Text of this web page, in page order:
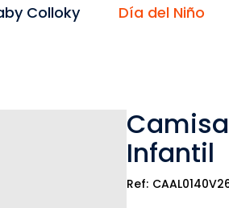
Colloky Día del Niño
Infantil
MÁS BUSCADOS